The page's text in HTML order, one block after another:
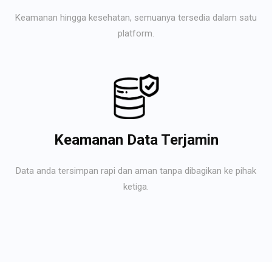
Keamanan hingga kesehatan, semuanya tersedia dalam satu
platform.
Keamanan Data Terjamin
Data anda tersimpan rapi dan aman tanpa dibagikan ke pihak
ketiga.